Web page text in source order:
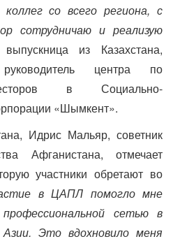
со всего региона, с
сотрудничаю и реализую
из Казахстана,
центра по
в Социально-
«Шымкент».
Идрис Мальяр, советник
Афганистана, отмечает
участники обретают во
в ЦАПЛ помогло мне
сетью в
Это вдохновило меня